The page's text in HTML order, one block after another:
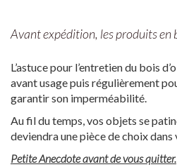
Avant expédition, les produits en
L’astuce pour l’entretien du bois
avant usage puis régulièrement
garantir son imperméabilité.
Au fil du temps, vos objets se
deviendra une pièce de choix
Petite Anecdote avant de vous quitter.